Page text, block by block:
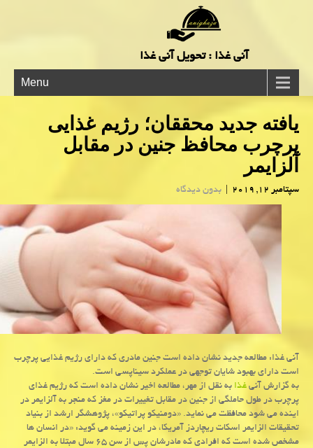
آنی غذا : تحویل آنی غذا
Menu
یافته جدید محققان؛ رژیم غذایی
پرچرب محافظ جنین در مقابل
آلزایمر
سپتامبر 12, 2019 | بدون دیدگاه
آنی غذا: مطالعه جدید نشان داده است جنین مادری كه دارای رژیم غذایی پرچرب
است دارای بهبود شایان توجهی در عملكرد سیناپسی است.
به گزارش آنیغذابه نقل از مهر، مطالعه اخیر نشان داده است كه رژیم غذای
پرچرب در طول حاملگی از جنین در مقابل تغییرات در مغز كه منجر به آلزایمر در
اینده می شود محافظت می نماید. «دومنیكو پراتیكو»، پژوهشگر ارشد از بنیاد
تحقیقات الزایمر اسكات ریچاردز آمریكا، در این زمینه می گوید: «در انسان ها
مشخص شده است كه افرادی كه مادرشان پس از سن ۶۵ سال مبتلا به الزایمر